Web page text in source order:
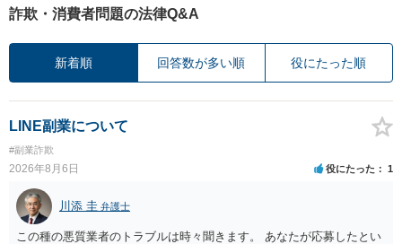
詐欺・消費者問題の法律Q&A
新着順 回答数が多い順 役にたった順
LINE副業について
#副業詐欺
2026年8月6日 役にたった 1
川添 圭 弁護士
この種の悪質業者のトラブルは時々聞きます。 あなたが応募したとい